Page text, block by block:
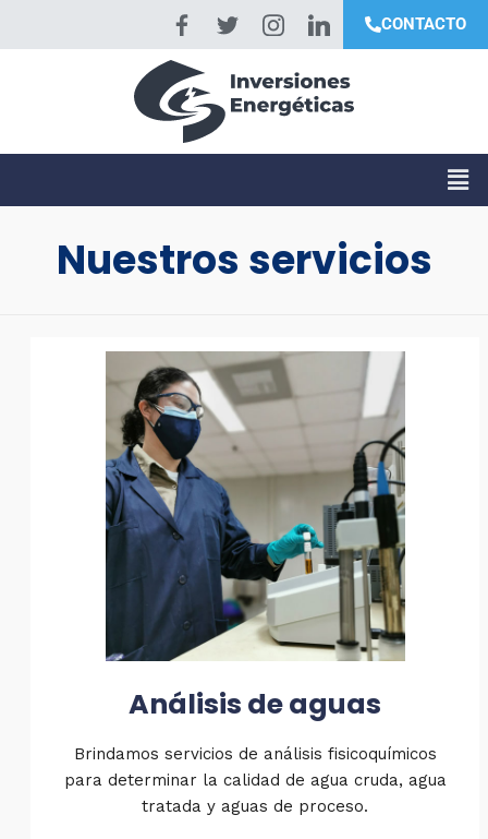
CONTACTO
Nuestros servicios
Análisis de aguas
Brindamos servicios de análisis fisicoquímicos
para determinar la calidad de agua cruda, agua
tratada y aguas de proceso.